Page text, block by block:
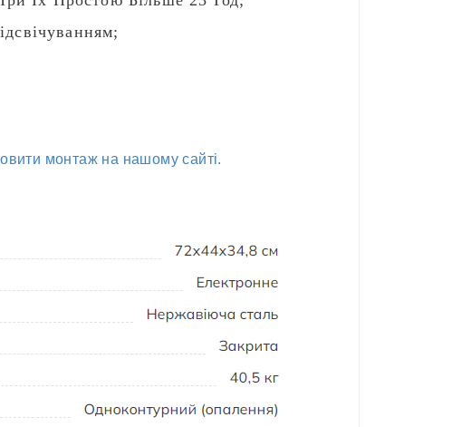
монтаж на нашому сайті.